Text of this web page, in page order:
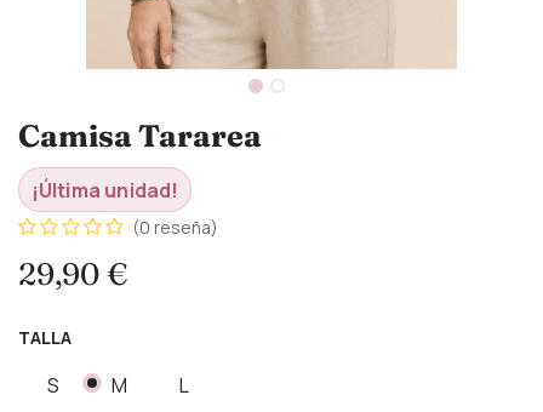
Camisa Tararea
¡Última unidad!
(0 reseña)
29,90€
TALLA
S M L